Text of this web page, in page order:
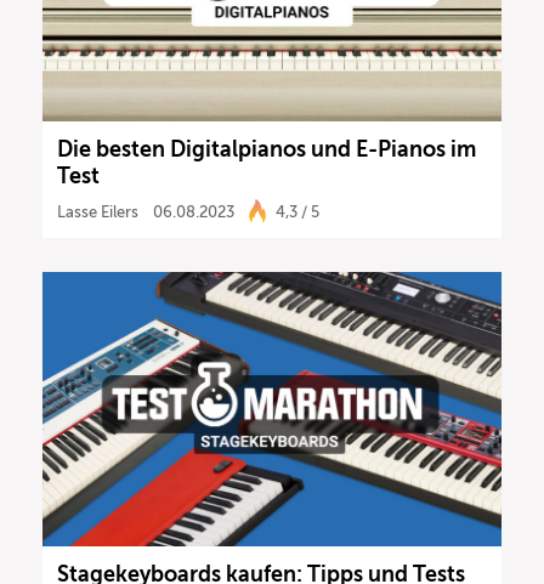
Die besten Digitalpianos und E-Pianos im
Test
Lasse Eilers 06.08.2023 4,3 / 5
Stagekeyboards kaufen: Tipps und Tests